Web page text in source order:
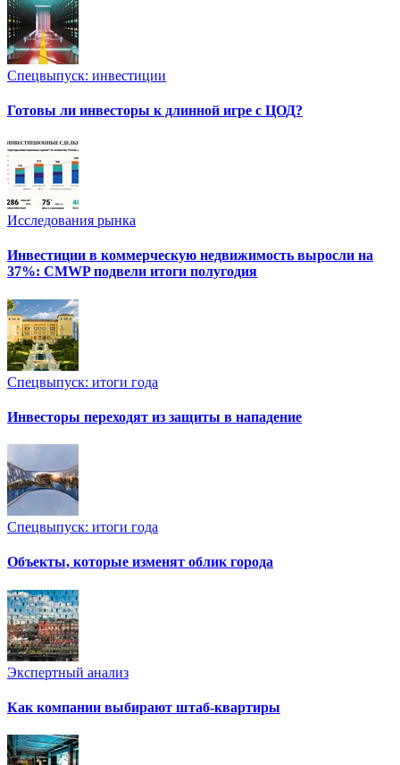
Спецвыпуск: инвестиции
Готовы ли инвесторы к длинной игре с ЦОД?
Исследования рынка
Инвестиции в коммерческую недвижимость выросли на
37%: CMWP подвели итоги полугодия
Спецвыпуск: итоги года
Инвесторы переходят из защиты в нападение
Спецвыпуск: итоги года
Объекты, которые изменят облик города
Экспертный анализ
Как компании выбирают штаб-квартиры